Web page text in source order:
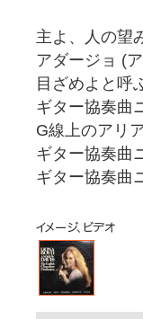
主よ、人の望
アダージョ (
目ざめよと呼
ギター協奏曲
G線上のアリ
ギター協奏曲
ギター協奏曲